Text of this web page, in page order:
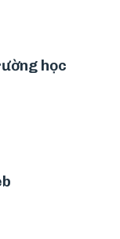
học